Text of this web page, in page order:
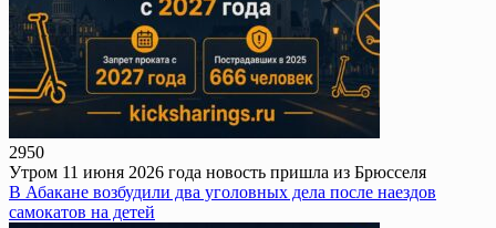
2950
Утром 11 июня 2026 года новость пришла из Брюсселя
В Абакане возбудили два уголовных дела после наездов
самокатов на детей